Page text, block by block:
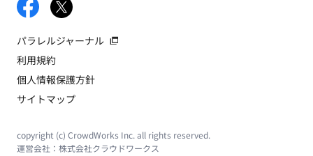
パラレルジャーナル
利用規約
個人情報保護方針
サイトマップ
copyright (c) CrowdWorks Inc. all rights reserved.
運営会社： 株式会社クラウドワークス